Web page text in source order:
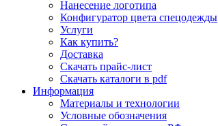
Нанесение логотипа
Конфигуратор цвета спецодежды
Услуги
Как купить?
Доставка
Скачать прайс-лист
Скачать каталоги в pdf
Информация
Материалы и технологии
Условные обозначения